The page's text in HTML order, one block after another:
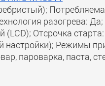
разогрева:
Отсрочка
настройки); Режимы
пароварка, паста,